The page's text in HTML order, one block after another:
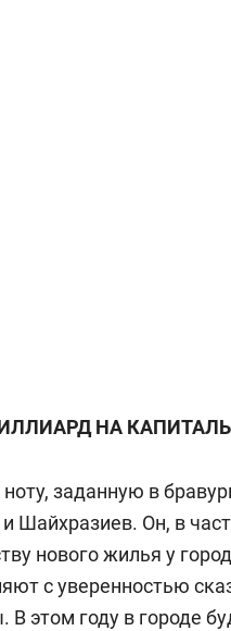
НА
заданную в
Шайхразиев. Он, в
нового жилья у
с уверенностью
В этом году в городе